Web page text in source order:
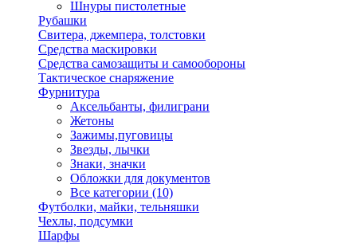
Шнуры пистолетные
Рубашки
Свитера, джемпера, толстовки
Средства маскировки
Средства самозащиты и самообороны
Тактическое снаряжение
Фурнитура
Аксельбанты, филиграни
Жетоны
Зажимы,пуговицы
Звезды, лычки
Знаки, значки
Обложки для документов
Все категории (10)
Футболки, майки, тельняшки
Чехлы, подсумки
Шарфы